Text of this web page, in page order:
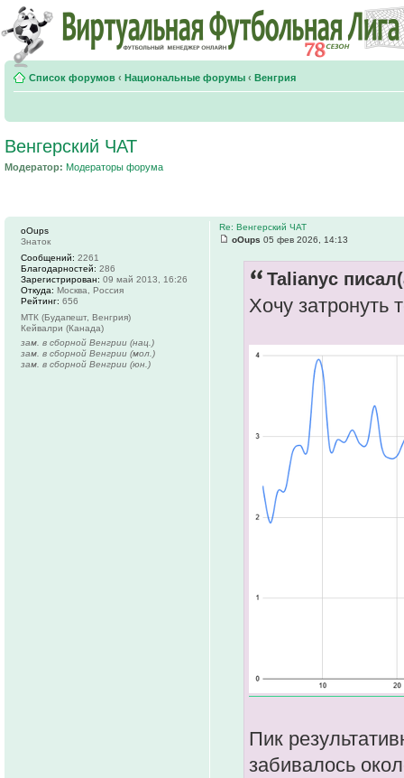
Список форумов ‹ Национальные форумы ‹ Венгрия
Венгерский ЧАТ
Модератор: Модераторы форума
Re: Венгерский ЧАТ
oOups 05 фев 2026, 14:13
Talianyc
Хочу затронуть
Пик
забивалось
oOups
Знаток
Сообщений: 2261
Благодарностей: 286
Зарегистрирован: 09 май 2013, 16:26
Откуда: Москва, Россия
Рейтинг: 656
МТК (Будапешт, Венгрия)
Кейвалри (Канада)
зам. в сборной Венгрии (нац.)
зам. в сборной Венгрии (мол.)
зам. в сборной Венгрии (юн.)